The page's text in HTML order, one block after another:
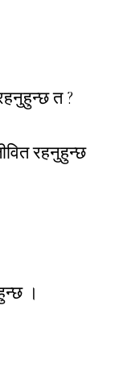
त ?
रहनुहुन्छ
।